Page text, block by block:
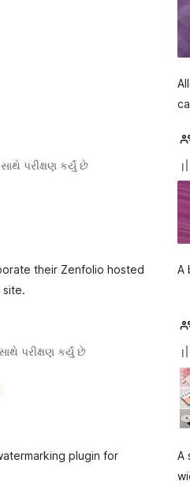
પરીક્ષણ કર્યું છે
their Zenfolio hosted
site.
પરીક્ષણ કર્યું છે
A
plugin for
A